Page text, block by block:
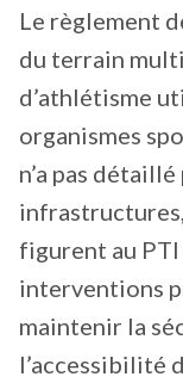
Le règlement
du terrain
d’athlétisme
organismes
n’a pas
figurent au PTI
interventions
maintenir la
l’accessibilité